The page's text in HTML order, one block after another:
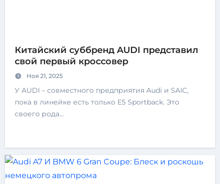
Китайский суббренд AUDI представил
свой первый кроссовер
Ноя 21, 2025
У AUDI – совместного предприятия Audi и SAIC,
пока в линейке есть только E5 Sportback. Это
своего рода…